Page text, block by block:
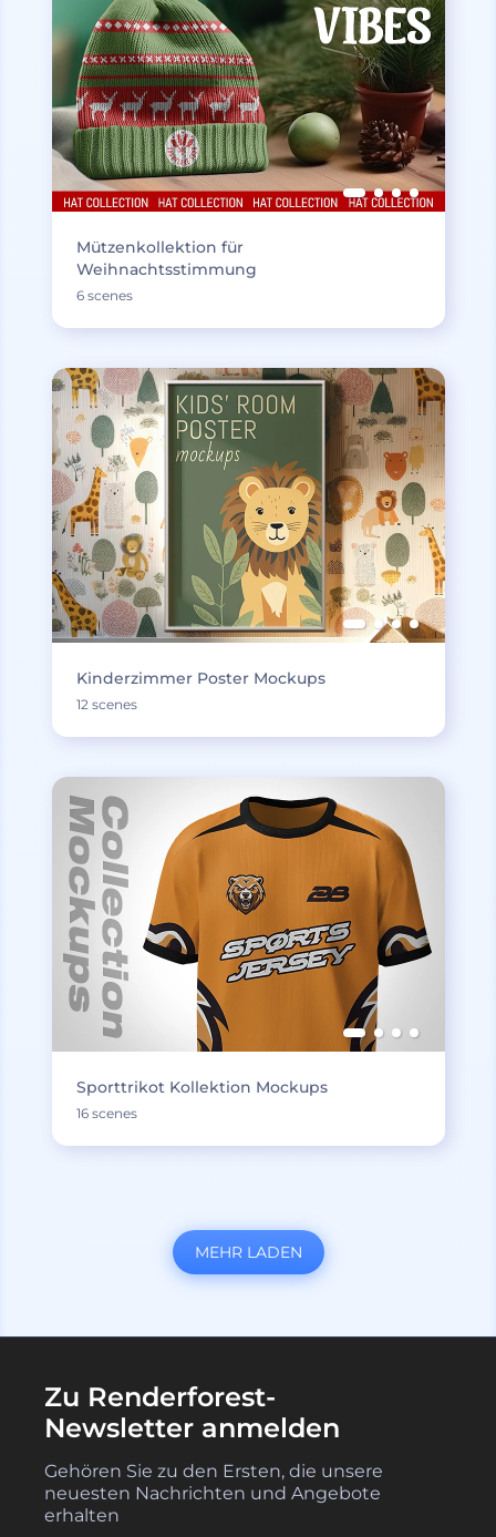
Mützenkollektion für
Weihnachtsstimmung
6 scenes
Kinderzimmer Poster Mockups
12 scenes
Sporttrikot Kollektion Mockups
16 scenes
MEHR LADEN
Zu Renderforest-
Newsletter anmelden
Gehören Sie zu den Ersten, die unsere
neuesten Nachrichten und Angebote
erhalten